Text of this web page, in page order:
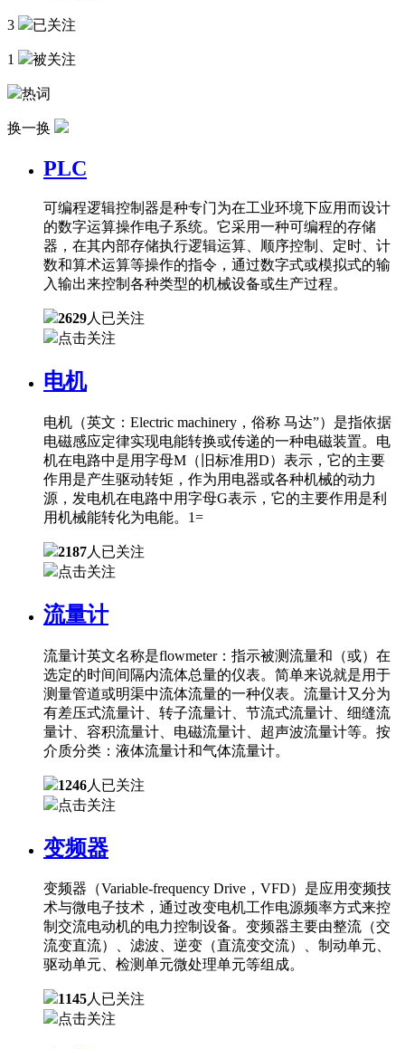
3 已关注
1 被关注
热词
换一换
PLC
可编程逻辑控制器是种专门为在工业环境下应用而设计
的数字运算操作电子系统。它采用一种可编程的存储
器，在其内部存储执行逻辑运算、顺序控制、定时、计
数和算术运算等操作的指令，通过数字式或模拟式的输
入输出来控制各种类型的机械设备或生产过程。
2629人已关注
点击关注
电机
电机（英文：Electric machinery，俗称 马达”）是指依据
电磁感应定律实现电能转换或传递的一种电磁装置。电
机在电路中是用字母M（旧标准用D）表示，它的主要
作用是产生驱动转矩，作为用电器或各种机械的动力
源，发电机在电路中用字母G表示，它的主要作用是利
用机械能转化为电能。1=
2187人已关注
点击关注
流量计
流量计英文名称是flowmeter：指示被测流量和（或）在
选定的时间间隔内流体总量的仪表。简单来说就是用于
测量管道或明渠中流体流量的一种仪表。流量计又分为
有差压式流量计、转子流量计、节流式流量计、细缝流
量计、容积流量计、电磁流量计、超声波流量计等。按
介质分类：液体流量计和气体流量计。
1246人已关注
点击关注
变频器
变频器（Variable-frequency Drive，VFD）是应用变频技
术与微电子技术，通过改变电机工作电源频率方式来控
制交流电动机的电力控制设备。变频器主要由整流（交
流变直流）、滤波、逆变（直流变交流）、制动单元、
驱动单元、检测单元微处理单元等组成。
1145人已关注
点击关注